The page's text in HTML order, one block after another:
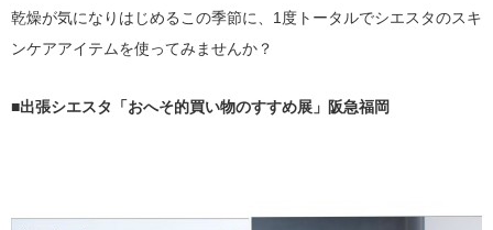
乾燥が気になりはじめるこの季節に、1度トータルでシエスタのスキ
ンケアアイテムを使ってみませんか？
■出張シエスタ「おへそ的買い物のすすめ展」阪急福岡